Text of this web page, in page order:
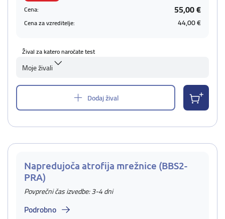
Cena:
55,00 €
Cena za vzreditelje: 44,00 €
Žival za katero naročate test
Moje živali
Dodaj žival
Napredujoča atrofija mrežnice (BBS2-
PRA)
Povprečni čas izvedbe: 3-4 dni
Podrobno